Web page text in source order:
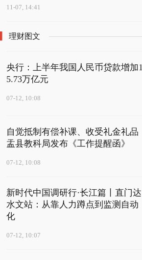
11-07, 14:41
理财图文
央行：上半年我国人民币贷款增加1
5.73万亿元
07-12, 10:08
自觉抵制有偿补课、收受礼金礼品
盂县教科局发布《工作提醒函》
07-12, 10:08
新时代中国调研行·长江篇丨直门达
水文站：从靠人力蹲点到监测自动
化
07-12, 10:07